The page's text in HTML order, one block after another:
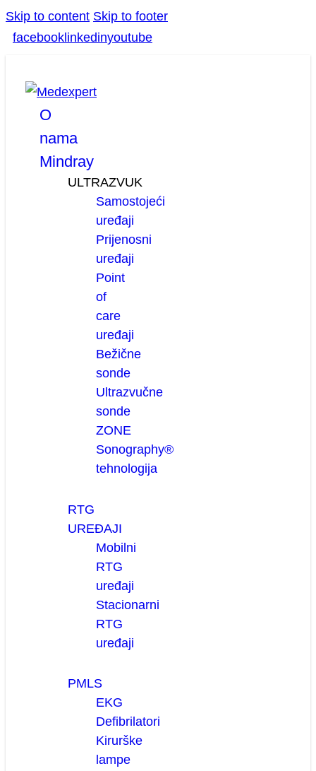
Skip to content Skip to footer
facebook linkedinyoutube
O
nama
Mindray
ULTRAZVUK
Samostojeći
uređaji
Prijenosni
uređaji
Point
of
care
uređaji
Bežične
sonde
Ultrazvučne
sonde
ZONE
Sonography®
tehnologija
RTG
UREĐAJI
Mobilni
RTG
uređaji
Stacionarni
RTG
uređaji
PMLS
EKG
Defibrilatori
Kirurške
lampe